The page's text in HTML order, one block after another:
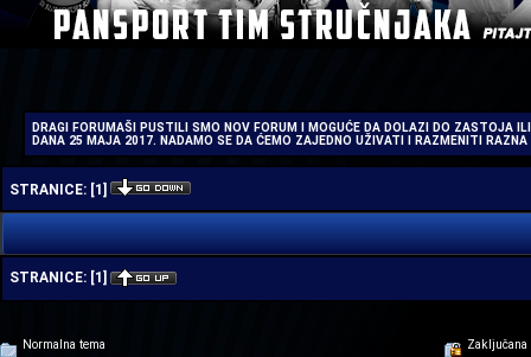
DRAGI FORUMAŠI PUSTILI SMO NOV FORUM I MOGUĆE DA DOLAZI DO ZASTOJA
DANA 25 MAJA 2017. NADAMO SE DA ĆEMO ZAJEDNO UŽIVATI I RAZMENITI
STRANICE: [1 ]
STRANICE: [1 ]
Normalna tema
Zaključana